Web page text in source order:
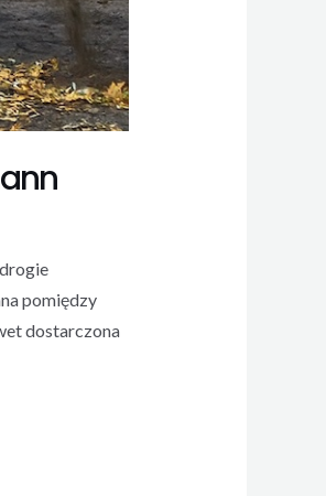
pomiędzy
dostarczona